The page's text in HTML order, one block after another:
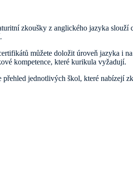
zkoušky z anglického jazyka
můžete doložit úroveň jazyka i
kompetence, které kurikula vyžadují.
přehled jednotlivých škol, které nabízejí